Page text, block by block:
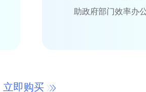
助政府部门效率办
立即购买